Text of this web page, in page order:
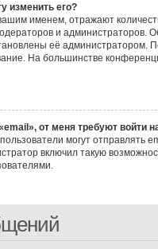
изменить его?
именем, отражают
и
её
На большинстве
от меня требуют войти
могут
включил такую